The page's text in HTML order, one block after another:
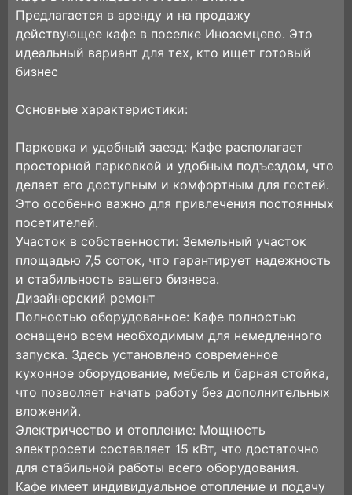
Предлагается в аренду и на продажу
действующее кафе в поселке Иноземцево. Это
идеальный вариант для тех, кто ищет готовый
бизнес
Основные характеристики:
Парковка и удобный заезд: Кафе располагает
просторной парковкой и удобным подъездом, что
делает его доступным и комфортным для гостей.
Это особенно важно для привлечения постоянных
посетителей.
Участок в собственности: Земельный участок
площадью 7,5 соток, что гарантирует надежность
и стабильность вашего бизнеса.
Дизайнерский ремонт
Полностью оборудованное: Кафе полностью
оснащено всем необходимым для немедленного
запуска. Здесь установлено современное
кухонное оборудование, мебель и барная стойка,
что позволяет начать работу без дополнительных
вложений.
Электричество и отопление: Мощность
электросети составляет 15 кВт, что достаточно
для стабильной работы всего оборудования.
Кафе имеет индивидуальное отопление и подачу